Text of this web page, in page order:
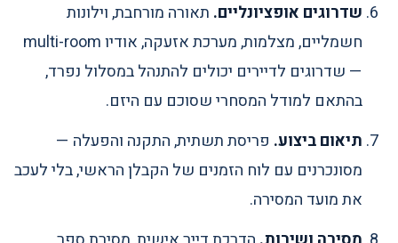
שדרוגים אופציונליים. תאורה מורחבת, וילונות
חשמליים, מצלמות, מערכת אזעקה, אודיו multi-room
— שדרוגים לדיירים יכולים להתנהל במסלול נפרד,
בהתאם למודל המסחרי שסוכם עם היזם.
תיאום ביצוע. פריסת תשתית, התקנה והפעלה —
מסונכרנים עם לוח הזמנים של הקבלן הראשי, בלי לעכב
את מועד המסירה.